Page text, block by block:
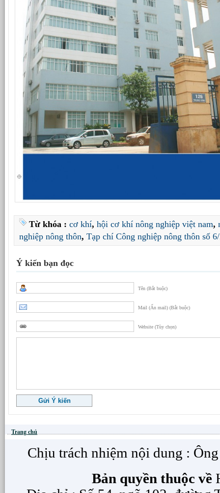
Từ khóa : cơ khí, hội cơ khí nông nghiệp việt nam,
nghiệp nông thôn, Tạp chí Công nghiệp nông thôn số
Ý kiến bạn đọc
Tên (Bắt buộc)
Mail (Ẩn mail) (Bắt buộc)
Website (Tùy chọn)
Trang chủ
Chịu trách nhiệm nội dung :
Bản quyền thuộc về